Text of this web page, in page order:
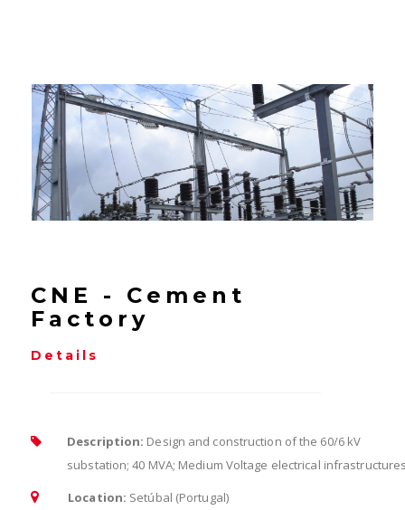
CNE - Cement
Factory
Details
Description: Design and construction of the 60/6 kV
substation; 40 MVA; Medium Voltage electrical
Location: Setúbal (Portugal)